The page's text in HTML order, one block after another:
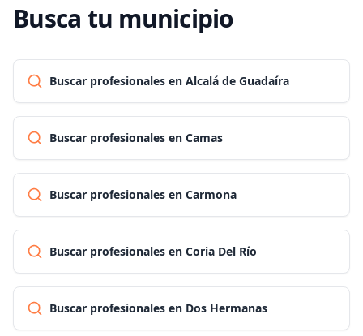
Busca tu municipio
Buscar profesionales en Alcalá de Guadaíra
Buscar profesionales en Camas
Buscar profesionales en Carmona
Buscar profesionales en Coria Del Río
Buscar profesionales en Dos Hermanas